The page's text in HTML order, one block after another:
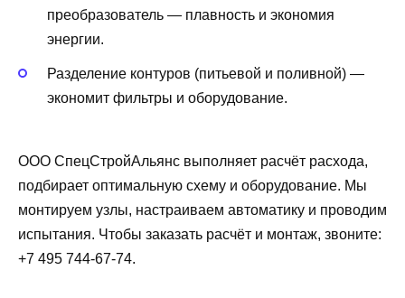
преобразователь — плавность и экономия
энергии.
Разделение контуров (питьевой и поливной) —
экономит фильтры и оборудование.
ООО СпецСтройАльянс выполняет расчёт расхода,
подбирает оптимальную схему и оборудование. Мы
монтируем узлы, настраиваем автоматику и проводим
испытания. Чтобы заказать расчёт и монтаж, звоните:
+7 495 744-67-74.